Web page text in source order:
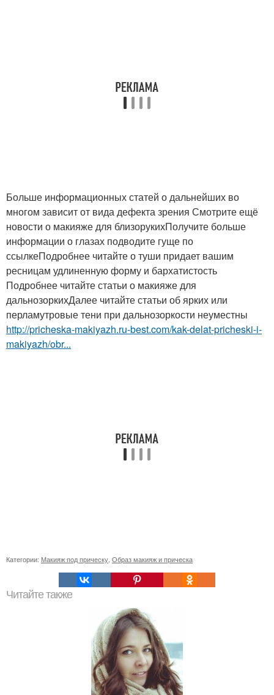
Больше информационных статей о дальнейших во
многом зависит от вида дефекта зрения Смотрите ещё
новости о макияже для близорукихПолучите больше
информации о глазах подводите гуще по
ссылкеПодробнее читайте о туши придает вашим
ресницам удлиненную форму и бархатистость
Подробнее читайте статьи о макияже для
дальнозоркихДалее читайте статьи об ярких или
перламутровые тени при дальнозоркости неуместны
http://pricheska-makiyazh.ru-best.com/kak-delat-pricheski-i-
makiyazh/obr...
Категории: Макияж под прическу Образ макияж и прическа
Читайте также